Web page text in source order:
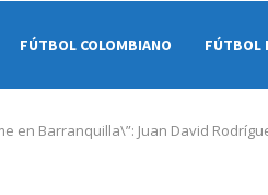
FÚTBOL COLOMBIANO FÚTBOL
en Barranquilla\”: Juan David